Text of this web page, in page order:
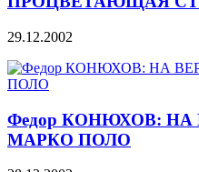
29.12.2002
Федор КОНЮХОВ:
МАРКО ПОЛО